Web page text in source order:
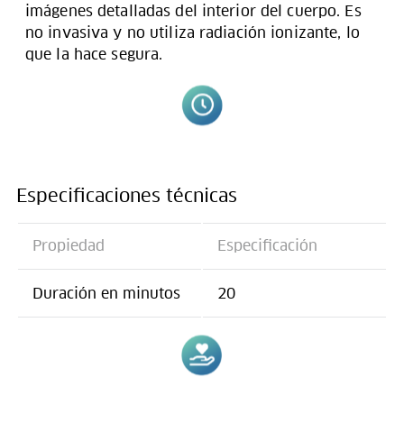
imágenes detalladas del interior del cuerpo. Es
no invasiva y no utiliza radiación ionizante, lo
que la hace segura.
Especificaciones técnicas
Propiedad Especificación
Duración en minutos 20